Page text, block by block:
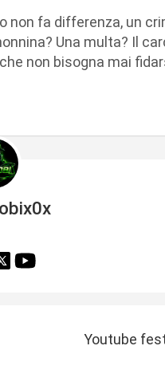
non fa differenza, un
Una multa? Il
non bisogna mai
Youtube